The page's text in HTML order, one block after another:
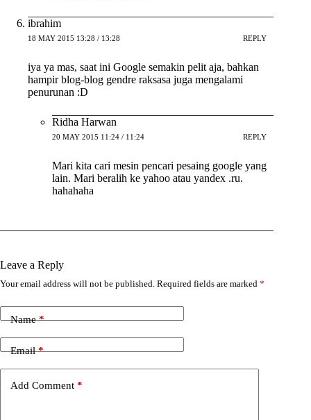
ibrahim
18 MAY 2015 13:28 / 13:28 REPLY
iya ya mas, saat ini Google semakin pelit aja, bahkan
hampir blog-blog gendre raksasa juga mengalami
penurunan :D
Ridha Harwan
20 MAY 2015 11:24 / 11:24 REPLY
Mari kita cari mesin pencari pesaing google yang
lain. Mari beralih ke yahoo atau yandex .ru.
hahahaha
Leave a Reply
Your email address will not be published. Required fields are marked *
Name*
Email*
Add Comment *